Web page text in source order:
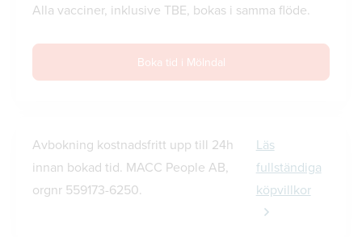
Alla vacciner, inklusive TBE, bokas i samma flöde.
Boka tid i Mölndal
Avbokning kostnadsfritt upp till 24h
innan bokad tid. MACC People AB,
orgnr 559173-6250.
Läs
fullständiga
köpvillkor